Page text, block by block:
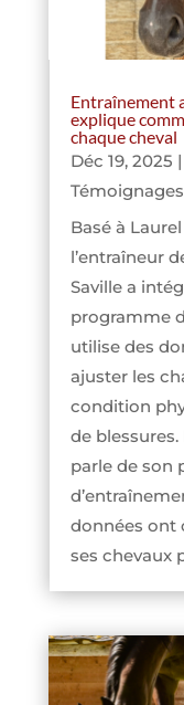
Entraînement
explique
chaque cheval
Déc 19, 2025 |
Témoignages
Basé à
l’entraîneur
Saville a
programme
utilise des
ajuster les
condition
de
parle de son
données ont
ses chevaux